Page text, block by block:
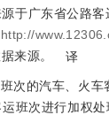
于广东省公路
http://
来源。
译
次的汽车、火车
班次进行加权